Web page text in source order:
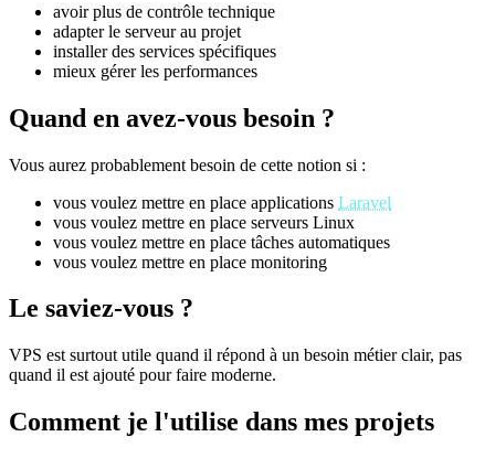
avoir plus de contrôle technique
adapter le serveur au projet
installer des services spécifiques
mieux gérer les performances
Quand en avez-vous besoin ?
Vous aurez probablement besoin de cette notion si :
vous voulez mettre en place applications Laravel
vous voulez mettre en place serveurs Linux
vous voulez mettre en place tâches automatiques
vous voulez mettre en place monitoring
Le saviez-vous ?
VPS est surtout utile quand il répond à un besoin métier clair, pas
quand il est ajouté pour faire moderne.
Comment je l'utilise dans mes projets